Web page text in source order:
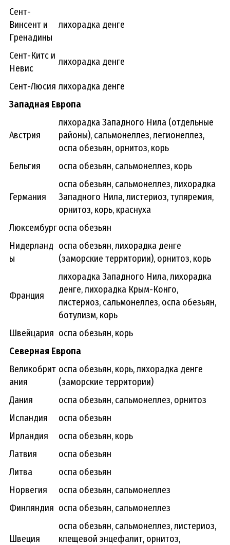
Сент-
Винсент и
Гренадины
лихорадка денге
Сент-Китс и
Невис
лихорадка денге
Сент-Люсия лихорадка денге
Западная Европа
Австрия
лихорадка Западного Нила (отдельные
районы), сальмонеллез, легионеллез,
оспа обезьян, орнитоз, корь
Бельгия
оспа обезьян, сальмонеллез, корь
Германия
оспа обезьян, сальмонеллез, лихорадка
Западного Нила, листериоз, туляремия,
орнитоз, корь, краснуха
Люксембургоспа обезьян
Нидерланд
ы
оспа обезьян, лихорадка денге
(заморские территории), орнитоз, корь
Франция
лихорадка Западного Нила, лихорадка
денге, лихорадка Крым-Конго,
листериоз, сальмонеллез, оспа обезьян,
ботулизм, корь
Швейцария оспа обезьян, корь
Северная Европа
Великобрит
ания
оспа обезьян, корь, лихорадка денге
(заморские территории)
Дания
оспа обезьян, сальмонеллез, орнитоз
Исландия
оспа обезьян
Ирландия
оспа обезьян, корь
Латвия
оспа обезьян
Литва
оспа обезьян
Норвегия
оспа обезьян, сальмонеллез
Финляндия оспа обезьян, сальмонеллез
Швеция
оспа обезьян, сальмонеллез, листериоз,
клещевой энцефалит, орнитоз,